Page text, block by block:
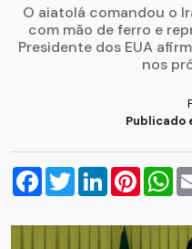
O aiatolá comandou o
com mão de ferro e
Presidente dos EUA
nos
Publicado
Facebook
TwitterLinkedIn